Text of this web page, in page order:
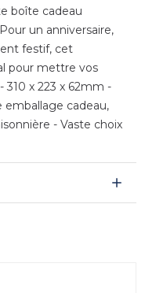
boîte cadeau
un anniversaire,
festif, cet
pour mettre vos
310 x 223 x 62mm -
emballage cadeau,
- Vaste choix